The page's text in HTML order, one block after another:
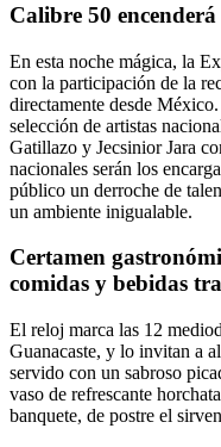
Calibre 50
En esta noche mágica, la
con la participación de la
directamente desde
selección de artistas
Gatillazo y Jecsinior Jara
nacionales serán los
público un derroche de
un ambiente inigualable.
Certamen
comidas y bebidas
El reloj marca las 12
Guanacaste, y lo invitan a
servido con un sabroso
vaso de refrescante
banquete, de postre el